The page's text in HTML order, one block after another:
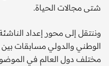
شتى مجالات الحياة.
وننتقل إلى محور إعداد
الوطني والدولي مسابقات
مختلف دول العالم في